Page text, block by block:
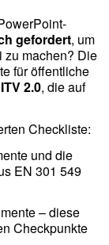
gefordert, um
zu machen? Die
für öffentliche
2.0, die auf
Checkliste:
und die
EN 301 549
– diese
Checkpunkte